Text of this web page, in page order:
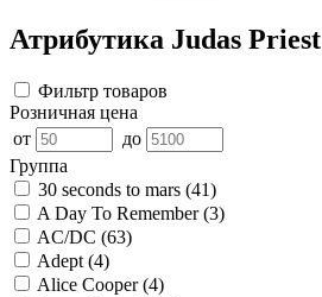
Атрибутика Judas Priest
Фильтр товаров
Розничная цена
от
до
Группа
30 seconds to mars (41)
A Day To Remember(3)
AC/DC (63)
Adept(4)
Alice Cooper(4)